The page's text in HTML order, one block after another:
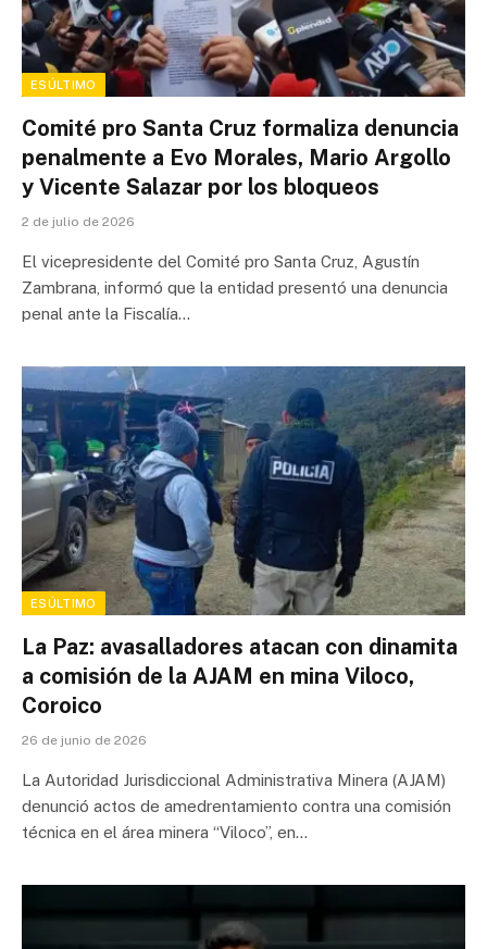
ESÚLTIMO
Comité pro Santa Cruz formaliza denuncia
penalmente a Evo Morales, Mario Argollo
y Vicente Salazar por los bloqueos
2 de julio de 2026
El vicepresidente del Comité pro Santa Cruz, Agustín
Zambrana, informó que la entidad presentó una denuncia
penal ante la Fiscalía…
ESÚLTIMO
La Paz: avasalladores atacan con dinamita
a comisión de la AJAM en mina Viloco,
Coroico
26 de junio de 2026
La Autoridad Jurisdiccional Administrativa Minera (AJAM)
denunció actos de amedrentamiento contra una comisión
técnica en el área minera “Viloco”, en…